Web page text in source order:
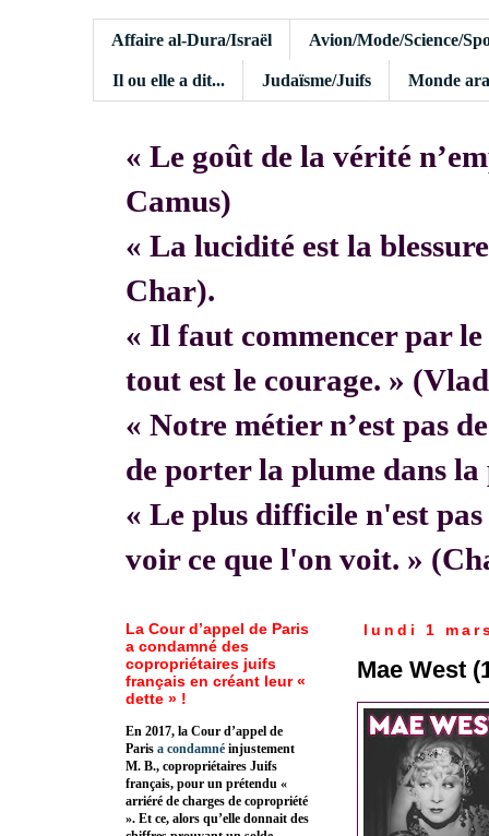
Affaire al-Dura/Israël Avion/Mode/Science/
Il ou elle a dit... Judaïsme/Juifs Monde
« Le goût de la vérité
Camus)
« La lucidité est la
Char).
« Il faut commencer par le
tout est le courage. »
« Notre métier n’est pas
de porter la plume dans
« Le plus difficile n'est
voir ce que l'on voit. »
lundi 1
Mae West
La Cour d’appel de Paris
a condamné des
copropriétaires juifs
français en créant leur «
dette » !
En 2017, la Cour d’appel de
Paris a condamné injustement
M. B., copropriétaires Juifs
français, pour un prétendu «
arriéré de charges de copropriété
». Et ce, alors qu’elle donnait des